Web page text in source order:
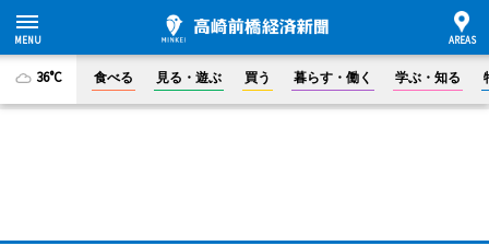
36°C 食べる 見る・遊ぶ 買う 暮らす・働く 学ぶ・知る